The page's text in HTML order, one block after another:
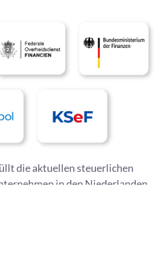
die aktuellen steuerlichen
in den Niederlanden,